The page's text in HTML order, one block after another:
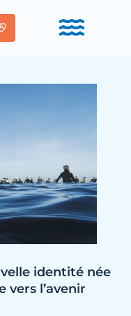
identité née
vers l’avenir